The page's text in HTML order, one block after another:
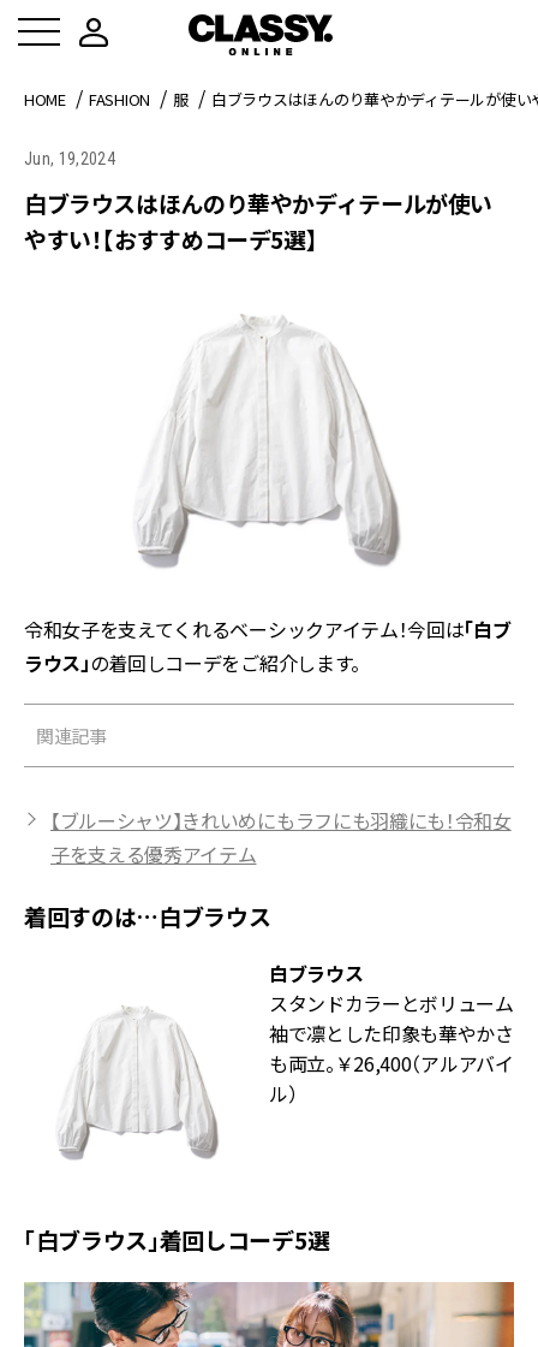
HOME FASHION 服 白ブラウスはほんのり華やかディテールが使
Jun, 19,2024
白ブラウスはほんのり華やかディテールが使い
やすい！【おすすめコーデ5選】
令和女子を支えてくれるベーシックアイテム！今回は「白ブ
ラウス」の着回しコーデをご紹介します。
関連記事
【ブルーシャツ】きれいめにもラフにも羽織にも！令和女
子を支える優秀アイテム
着回すのは…白ブラウス
白ブラウス
スタンドカラーとボリューム
袖で凛とした印象も華やかさ
も両立。￥26,400（アルアバイ
ル）
「白ブラウス」着回しコーデ5選